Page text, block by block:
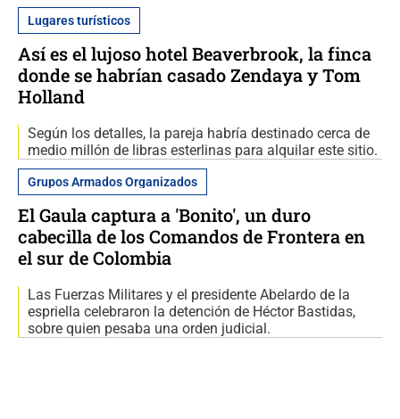
Lugares turísticos
Así es el lujoso hotel Beaverbrook, la finca
donde se habrían casado Zendaya y Tom
Holland
Según los detalles, la pareja habría destinado cerca de
medio millón de libras esterlinas para alquilar este sitio.
Grupos Armados Organizados
El Gaula captura a 'Bonito', un duro
cabecilla de los Comandos de Frontera en
el sur de Colombia
Las Fuerzas Militares y el presidente Abelardo de la
espriella celebraron la detención de Héctor Bastidas,
sobre quien pesaba una orden judicial.